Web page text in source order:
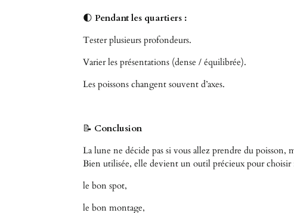
🌓 Pendant les quartiers :
Tester plusieurs profondeurs.
Varier les présentations (dense / équilibrée).
Les poissons changent souvent d’axes.
📝 Conclusion
La lune ne décide pas si vous allez prendre du poisson,
Bien utilisée, elle devient un outil précieux pour choisir
le bon spot,
le bon montage,